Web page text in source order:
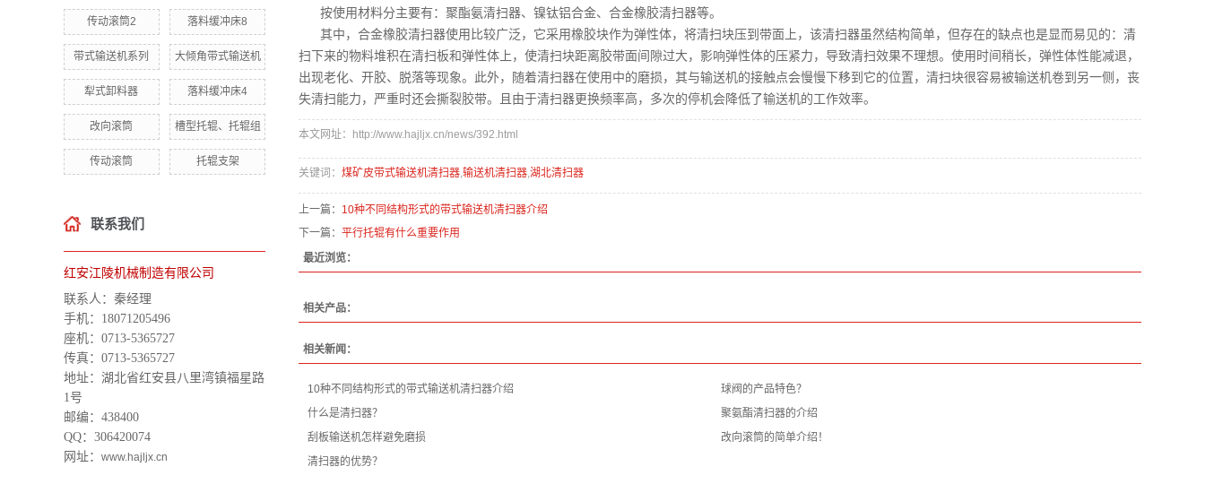
传动滚筒2 落料缓冲床8
带式输送机系列 大倾角带式输送机
犁式卸料器 落料缓冲床4
改向滚筒 槽型托辊、托辊组
传动滚筒 托辊支架
联系我们
红安江陵机械制造有限公司
联系人：秦经理
手机：18071205496
座机：0713-5365727
传真：0713-5365727
地址：湖北省红安县八里湾镇福星路
1号
邮编：438400
QQ：306420074
网址： www.hajljx.cn
按使用材料分主要有：聚酯氨清扫器、镍钛铝合金、合金橡胶清扫器等。
其中，合金橡胶清扫器使用比较广泛，它采用橡胶块作为弹性体，将清扫块压到带面上，该清扫器虽然结构简单，但存在的缺点也是显而易见的：清
扫下来的物料堆积在清扫板和弹性体上，使清扫块距离胶带面间隙过大，影响弹性体的压紧力，导致清扫效果不理想。使用时间稍长，弹性体性能减退，
出现老化、开胶、脱落等现象。此外，随着清扫器在使用中的磨损，其与输送机的接触点会慢慢下移到它的位置，清扫块很容易被输送机卷到另一侧，丧
失清扫能力，严重时还会撕裂胶带。且由于清扫器更换频率高，多次的停机会降低了输送机的工作效率。
本文网址：http://www.hajljx.cn/news/392.html
关键词： 煤矿皮带式输送机清扫器,输送机清扫器,湖北清扫器
上一篇： 10种不同结构形式的带式输送机清扫器介绍
下一篇： 平行托辊有什么重要作用
最近浏览：
相关产品：
相关新闻：
10种不同结构形式的带式输送机清扫器介绍
球阀的产品特色？
什么是清扫器？
聚氨酯清扫器的介绍
刮板输送机怎样避免磨损
改向滚筒的简单介绍！
清扫器的优势？